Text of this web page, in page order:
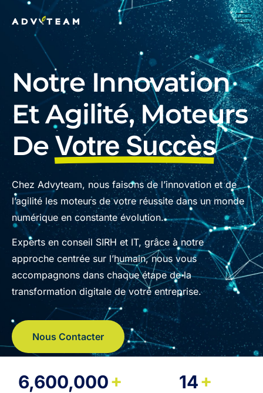
Notre Innovation
Et Agilité, Moteurs
De Votre Succès
Chez Advyteam, nous faisons de l’innovation et de
l’agilité les moteurs de votre réussite dans un monde
numérique en constante évolution.
Experts en conseil SIRH et IT, grâce à notre
approche centrée sur l’humain, nous vous
accompagnons dans chaque étape de la
transformation digitale de votre entreprise.
Nous Contacter
6,600,000+ 14+